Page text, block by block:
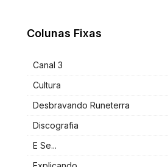
Colunas Fixas
Canal 3
Cultura
Desbravando Runeterra
Discografia
E Se...